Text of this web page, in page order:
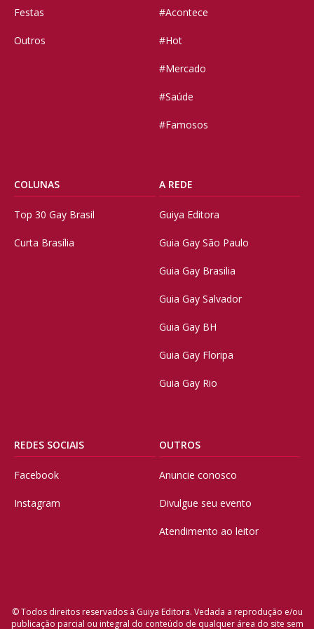
Festas
Outros
#Acontece
#Hot
#Mercado
#Saúde
#Famosos
COLUNAS
Top 30 Gay Brasil
Curta Brasília
A REDE
Guiya Editora
Guia Gay São Paulo
Guia Gay Brasilia
Guia Gay Salvador
Guia Gay BH
Guia Gay Floripa
Guia Gay Rio
REDES SOCIAIS
Facebook
Instagram
OUTROS
Anuncie conosco
Divulgue seu evento
Atendimento ao leitor
© Todos direitos reservados à Guiya Editora. Vedada a reprodução e/ou
publicação parcial ou integral do conteúdo de qualquer área do site sem